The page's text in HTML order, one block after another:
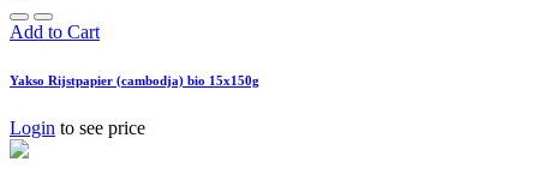
Add to Cart
Yakso Rijstpapier (cambodja) bio 15x150g
Login to see price